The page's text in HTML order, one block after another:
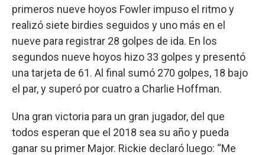
primeros nueve hoyos Fowler impuso el ritmo y
realizó siete birdies seguidos y uno más en el
nueve para registrar 28 golpes de ida. En los
segundos nueve hoyos hizo 33 golpes y presentó
una tarjeta de 61. Al final sumó 270 golpes, 18 bajo
el par, y superó por cuatro a Charlie Hoffman.
Una gran victoria para un gran jugador, del que
todos esperan que el 2018 sea su año y pueda
ganar su primer Major. Rickie declaró luego: “Me